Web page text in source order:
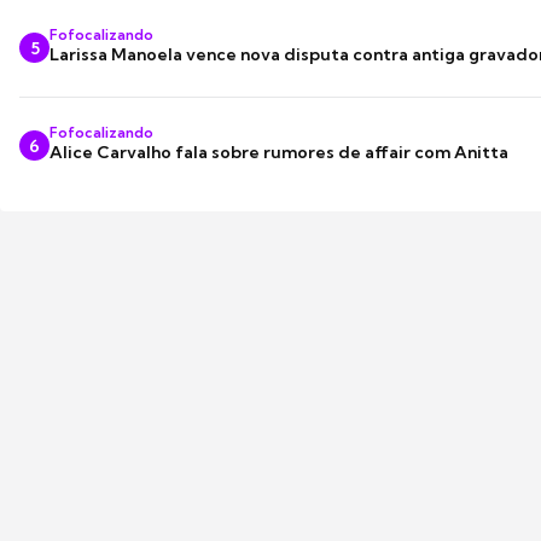
5
Fofocalizando
Larissa Manoela vence nova disputa contra antiga
6
Fofocalizando
Alice Carvalho fala sobre rumores de affair com Anitta